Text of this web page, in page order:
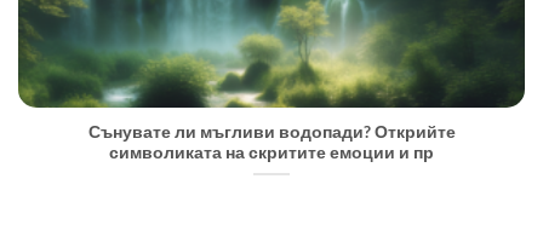
Сънувате ли мъгливи водопади? Открийте
символиката на скритите емоции и пр